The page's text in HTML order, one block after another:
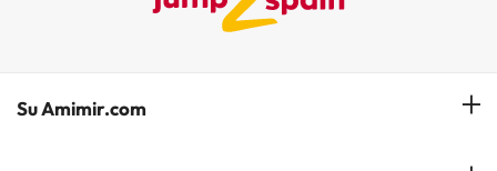
Su Amimir.com